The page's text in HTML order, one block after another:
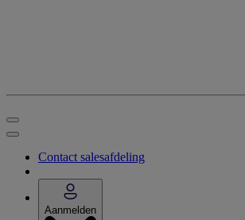
Contact salesafdeling
Aanmelden